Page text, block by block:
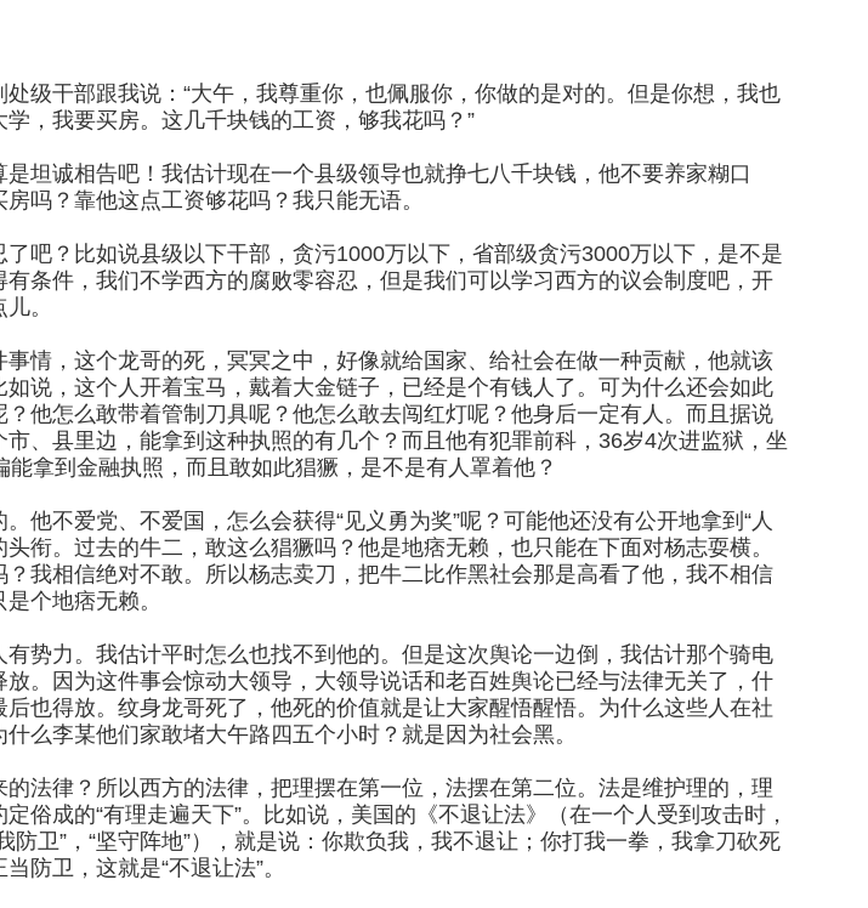
级干部跟我说：“大午，我尊重你，也佩服你，你做的是对的。但是你想，我也
，我要买房。这几千块钱的工资，够我花吗？”
坦诚相告吧！我估计现在一个县级领导也就挣七八千块钱，他不要养家糊口
吗？靠他这点工资够花吗？我只能无语。
吧？比如说县级以下干部，贪污1000万以下，省部级贪污3000万以下，是不是
条件，我们不学西方的腐败零容忍，但是我们可以学习西方的议会制度吧，开
。
情，这个龙哥的死，冥冥之中，好像就给国家、给社会在做一种贡献，他就该
说，这个人开着宝马，戴着大金链子，已经是个有钱人了。可为什么还会如此
他怎么敢带着管制刀具呢？他怎么敢去闯红灯呢？他身后一定有人。而且据说
、县里边，能拿到这种执照的有几个？而且他有犯罪前科，36岁4次进监狱，坐
拿到金融执照，而且敢如此猖獗，是不是有人罩着他？
他不爱党、不爱国，怎么会获得“见义勇为奖”呢？可能他还没有公开地拿到“人
头衔。过去的牛二，敢这么猖獗吗？他是地痞无赖，也只能在下面对杨志耍横。
我相信绝对不敢。所以杨志卖刀，把牛二比作黑社会那是高看了他，我不相信
个地痞无赖。
势力。我估计平时怎么也找不到他的。但是这次舆论一边倒，我估计那个骑电
。因为这件事会惊动大领导，大领导说话和老百姓舆论已经与法律无关了，什
也得放。纹身龙哥死了，他死的价值就是让大家醒悟醒悟。为什么这些人在社
么李某他们家敢堵大午路四五个小时？就是因为社会黑。
法律？所以西方的法律，把理摆在第一位，法摆在第二位。法是维护理的，理
俗成的“有理走遍天下”。比如说，美国的《不退让法》（在一个人受到攻击时，
防卫”，“坚守阵地”），就是说：你欺负我，我不退让；你打我一拳，我拿刀砍死
防卫，这就是“不退让法”。